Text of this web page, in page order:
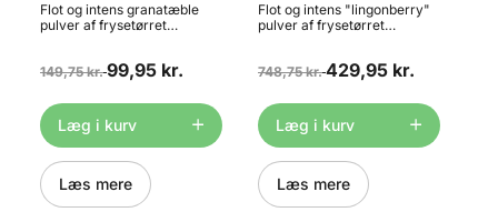
Flot og intens granatæble
pulver af frysetørret
frugter er meget populære i
chokoladefyld og meget
mere. Skal opbevares lufttæt
efter åbning, da det ellers
klumper. Indhold: 100 gram
fordelt i 5x 20g poser
Kornstørrelse: 0-2mm. Føres
også i 20g og 500g portioner
149,75 kr. 99,95 kr.
Læg i kurv
Læs mere
Flot og intens "lingonberry"
pulver af frysetørret
bl.a. flødeboller, mousser,
mere. Skal opbevares lufttæt
efter åbning, da det ellers
klumper. Indhold: 500 gram
fordelt i 25x 20g poser
Kornstørrelse: 0-1mm. Føres
også i 20g og 100g portioner
748,75 kr. 429,95 kr.
Læg i kurv
Læs mere